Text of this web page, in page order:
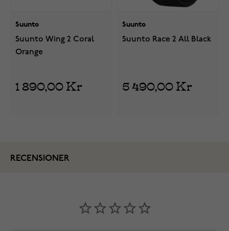
Suunto
Suunto Wing 2 Coral
Orange
1 890,00 Kr
Suunto
Suunto Race 2 All Black
5 490,00 Kr
RECENSIONER